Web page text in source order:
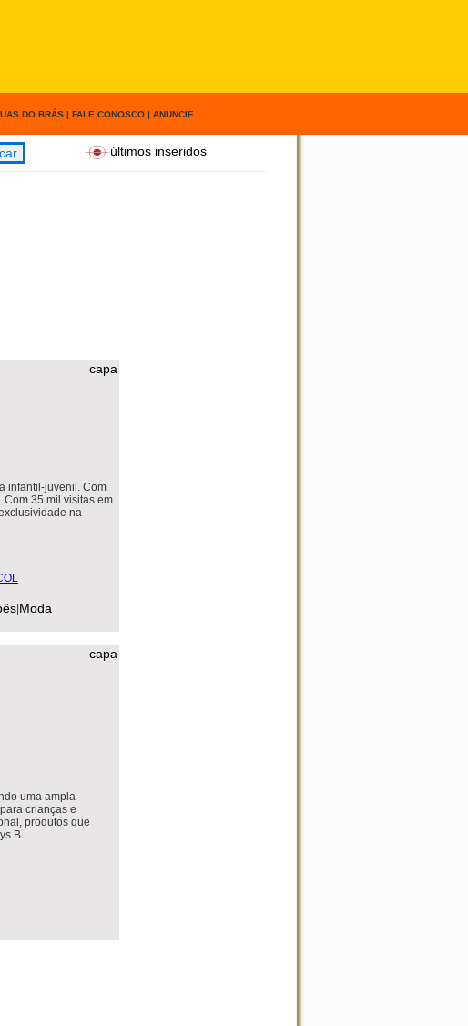
DO BRÁS | FALE CONOSCO | ANUNCIE
últimos inseridos
capa
infantil-juvenil. Com
Com 35 mil visitas em
na
|Moda
capa
uma ampla
crianças e
produtos que
B....